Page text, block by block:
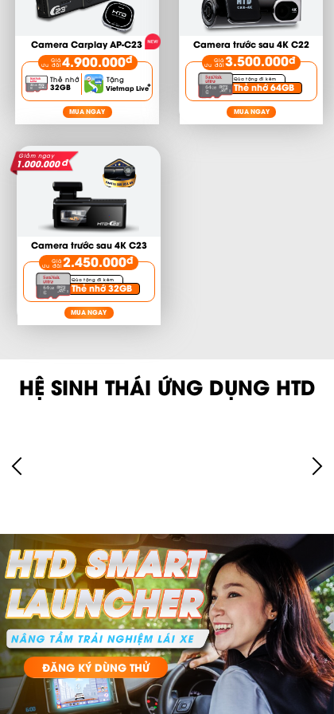
Thẻ nhớ
32GB +
Camera Carplay AP-C23
4.900.000đ
Giá
ưu đãi
MUA NGAY
Tặng
Vietmap Live
Camera trước sau 4K C22
3.500.000
Giá
ưu đãi
MUA NGAY
Qùa tặng đi kèm
Thẻ nhớ 64GB
đ
Camera trước sau 4K C23
2.450.000
Giá
ưu đãi
MUA NGAY
Qùa tặng đi kèm
Thẻ nhớ 32GB
đ
Giảm ngay
1.000.000đ
HỆ SINH THÁI ỨNG DỤNG HTD
ĐĂNG KÝ DÙNG THỬ